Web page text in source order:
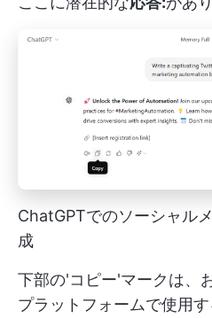
ChatGPTでのソーシャル
成
下部の'コピー'マークは、
プラットフォームで使用